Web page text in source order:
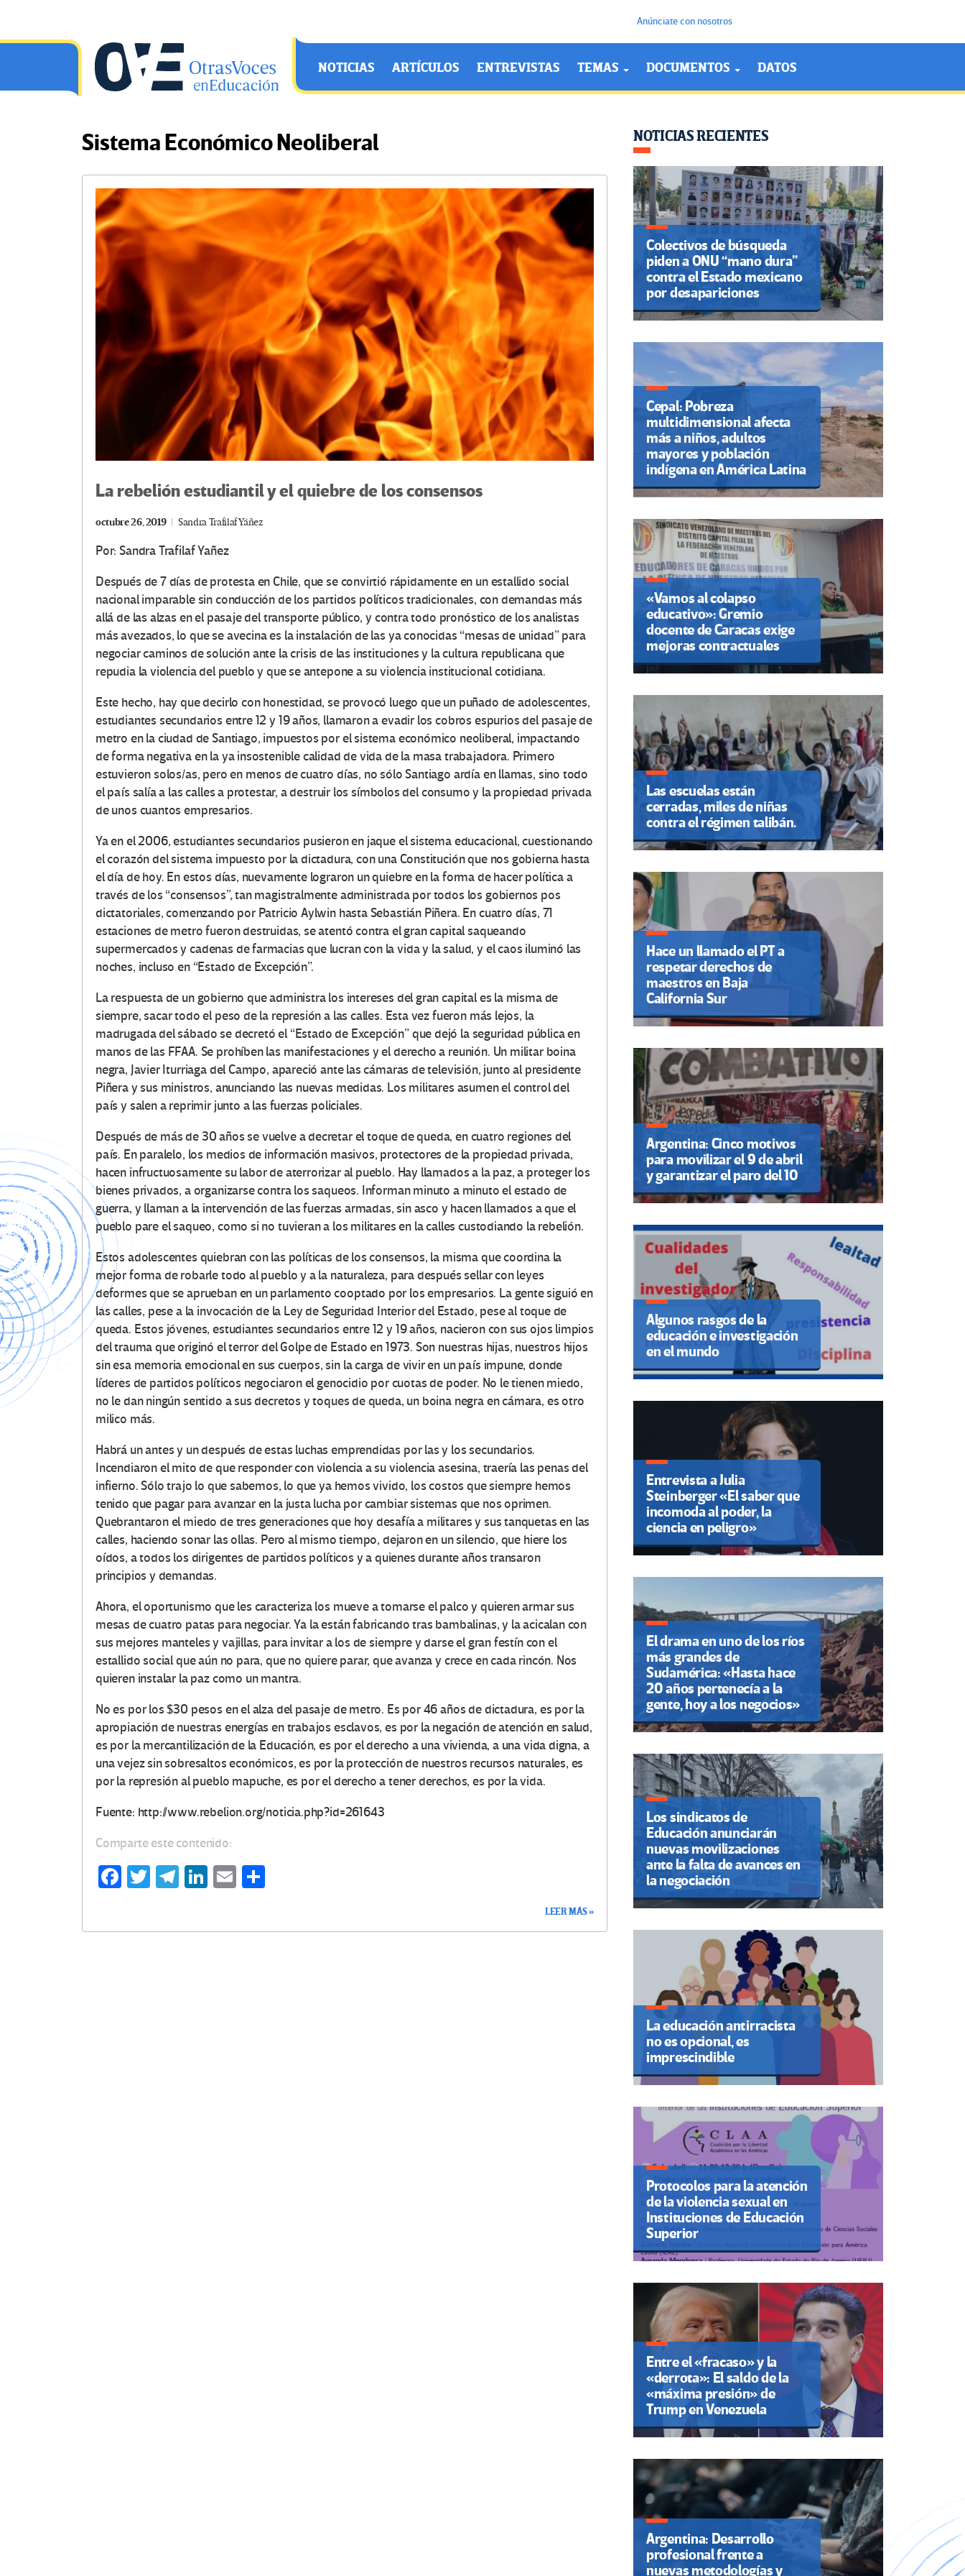
Anúnciate con nosotros
OtrasVocesenEducacion.org
NOTICIAS ARTÍCULOS ENTREVISTAS TEMAS DOCUMENTOS DATOS
Sistema Económico Neoliberal
La rebelión estudiantil y el quiebre de los consensos
octubre 26, 2019 Sandra Trafilaf Yáñez
Por: Sandra Trafilaf Yañez
Después de 7 días de protesta en Chile, que se convirtió rápidamente en un estallido social
nacional imparable sin conducción de los partidos políticos tradicionales, con demandas más
allá de las alzas en el pasaje del transporte público, y contra todo pronóstico de los analistas
más avezados, lo que se avecina es la instalación de las ya conocidas “mesas de unidad” para
negociar caminos de solución ante la crisis de las instituciones y la cultura republicana que
repudia la violencia del pueblo y que se antepone a su violencia institucional cotidiana.
Este hecho, hay que decirlo con honestidad, se provocó luego que un puñado de adolescentes,
estudiantes secundarios entre 12 y 19 años, llamaron a evadir los cobros espurios del pasaje de
metro en la ciudad de Santiago, impuestos por el sistema económico neoliberal, impactando
de forma negativa en la ya insostenible calidad de vida de la masa trabajadora. Primero
estuvieron solos/as, pero en menos de cuatro días, no sólo Santiago ardía en llamas, sino todo
el país salía a las calles a protestar, a destruir los símbolos del consumo y la propiedad privada
de unos cuantos empresarios.
Ya en el 2006, estudiantes secundarios pusieron en jaque el sistema educacional, cuestionando
el corazón del sistema impuesto por la dictadura, con una Constitución que nos gobierna hasta
el día de hoy. En estos días, nuevamente lograron un quiebre en la forma de hacer política a
través de los “consensos”, tan magistralmente administrada por todos los gobiernos pos
dictatoriales, comenzando por Patricio Aylwin hasta Sebastián Piñera. En cuatro días, 71
estaciones de metro fueron destruidas, se atentó contra el gran capital saqueando
supermercados y cadenas de farmacias que lucran con la vida y la salud, y el caos iluminó las
noches, incluso en “Estado de Excepción”.
La respuesta de un gobierno que administra los intereses del gran capital es la misma de
siempre, sacar todo el peso de la represión a las calles. Esta vez fueron más lejos, la
madrugada del sábado se decretó el “Estado de Excepción” que dejó la seguridad pública en
manos de las FFAA. Se prohíben las manifestaciones y el derecho a reunión. Un militar boina
negra, Javier Iturriaga del Campo, apareció ante las cámaras de televisión, junto al presidente
Piñera y sus ministros, anunciando las nuevas medidas. Los militares asumen el control del
país y salen a reprimir junto a las fuerzas policiales.
Después de más de 30 años se vuelve a decretar el toque de queda, en cuatro regiones del
país. En paralelo, los medios de información masivos, protectores de la propiedad privada,
hacen infructuosamente su labor de aterrorizar al pueblo. Hay llamados a la paz, a proteger los
bienes privados, a organizarse contra los saqueos. Informan minuto a minuto el estado de
guerra, y llaman a la intervención de las fuerzas armadas, sin asco y hacen llamados a que el
pueblo pare el saqueo, como si no tuvieran a los militares en la calles custodiando la rebelión.
Estos adolescentes quiebran con las políticas de los consensos, la misma que coordina la
mejor forma de robarle todo al pueblo y a la naturaleza, para después sellar con leyes
deformes que se aprueban en un parlamento cooptado por los empresarios. La gente siguió en
las calles, pese a la invocación de la Ley de Seguridad Interior del Estado, pese al toque de
queda. Estos jóvenes, estudiantes secundarios entre 12 y 19 años, nacieron con sus ojos limpios
del trauma que originó el terror del Golpe de Estado en 1973. Son nuestras hijas, nuestros hijos
sin esa memoria emocional en sus cuerpos, sin la carga de vivir en un país impune, donde
líderes de partidos políticos negociaron el genocidio por cuotas de poder. No le tienen miedo,
no le dan ningún sentido a sus decretos y toques de queda, un boina negra en cámara, es otro
milico más.
Habrá un antes y un después de estas luchas emprendidas por las y los secundarios.
Incendiaron el mito de que responder con violencia a su violencia asesina, traería las penas del
infierno. Sólo trajo lo que sabemos, lo que ya hemos vivido, los costos que siempre hemos
tenido que pagar para avanzar en la justa lucha por cambiar sistemas que nos oprimen.
Quebrantaron el miedo de tres generaciones que hoy desafía a militares y sus tanquetas en las
calles, haciendo sonar las ollas. Pero al mismo tiempo, dejaron en un silencio, que hiere los
oídos, a todos los dirigentes de partidos políticos y a quienes durante años transaron
principios y demandas.
Ahora, el oportunismo que les caracteriza los mueve a tomarse el palco y quieren armar sus
mesas de cuatro patas para negociar. Ya la están fabricando tras bambalinas, y la acicalan con
sus mejores manteles y vajillas, para invitar a los de siempre y darse el gran festín con el
estallido social que aún no para, que no quiere parar, que avanza y crece en cada rincón. Nos
quieren instalar la paz como un mantra.
No es por los $30 pesos en el alza del pasaje de metro. Es por 46 años de dictadura, es por la
apropiación de nuestras energías en trabajos esclavos, es por la negación de atención en salud,
es por la mercantilización de la Educación, es por el derecho a una vivienda, a una vida digna, a
una vejez sin sobresaltos económicos, es por la protección de nuestros recursos naturales, es
por la represión al pueblo mapuche, es por el derecho a tener derechos, es por la vida.
Fuente: http://www.rebelion.org/noticia.php?id=261643
Comparte este contenido:
Fa T
Te
Li
E
LEER MÁS »
NOTICIAS RECIENTES
Colectivos de búsqueda
piden a ONU “mano dura”
contra el Estado mexicano
por desapariciones
Cepal: Pobreza
multidimensional afecta
más a niños, adultos
mayores y población
indígena en América Latina
«Vamos al colapso
educativo»: Gremio
docente de Caracas exige
mejoras contractuales
Las escuelas están
cerradas, miles de niñas
contra el régimen talibán.
Hace un llamado el PT a
respetar derechos de
maestros en Baja
California Sur
Argentina: Cinco motivos
para movilizar el 9 de abril
y garantizar el paro del 10
Algunos rasgos de la
educación e investigación
en el mundo
Entrevista a Julia
Steinberger «El saber que
incomoda al poder, la
ciencia en peligro»
El drama en uno de los ríos
más grandes de
Sudamérica: «Hasta hace
20 años pertenecía a la
gente, hoy a los negocios»
Los sindicatos de
Educación anunciarán
nuevas movilizaciones
ante la falta de avances en
la negociación
La educación antirracista
no es opcional, es
imprescindible
Protocolos para la atención
de la violencia sexual en
Instituciones de Educación
Superior
Entre el «fracaso» y la
«derrota»: El saldo de la
«máxima presión» de
Trump en Venezuela
Argentina: Desarrollo
profesional frente a
nuevas metodologías y